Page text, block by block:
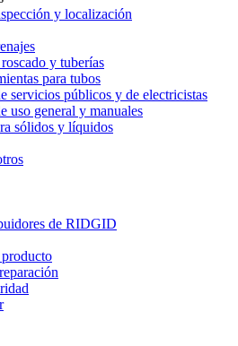
y localización
y tuberías
para tubos
servicios públicos y de electricistas
uso general y manuales
sólidos y líquidos
de RIDGID